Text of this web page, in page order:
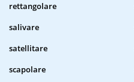
rettangolare
salivare
satellitare
scapolare